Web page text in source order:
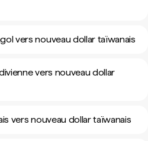
vers nouveau dollar taïwanais
vers nouveau dollar
vers nouveau dollar taïwanais